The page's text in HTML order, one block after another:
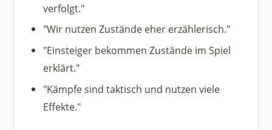
verfolgt."
"Wir nutzen Zustände eher erzählerisch."
"Einsteiger bekommen Zustände im Spiel
erklärt."
"Kämpfe sind taktisch und nutzen viele
Effekte."